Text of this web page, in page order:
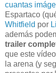
cuantas
Espartaco
Whitfield por
además
trailer
que este
la arena (y